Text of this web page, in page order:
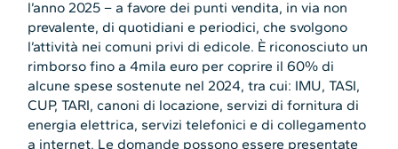
l’anno 2025 – a favore dei punti vendita, in via non
prevalente, di quotidiani e periodici, che svolgono
l’attività nei comuni privi di edicole. È riconosciuto un
rimborso fino a 4mila euro per coprire il 60% di
alcune spese sostenute nel 2024, tra cui: IMU, TASI,
CUP, TARI, canoni di locazione, servizi di fornitura di
energia elettrica, servizi telefonici e di collegamento
a internet. Le domande possono essere presentate